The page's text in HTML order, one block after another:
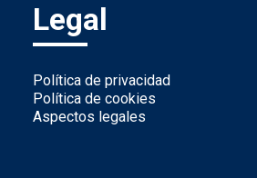
Legal
Política de privacidad
Política de cookies
Aspectos legales